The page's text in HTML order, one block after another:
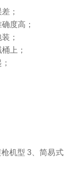
；
度高；
；
上；
机型 3、简易式